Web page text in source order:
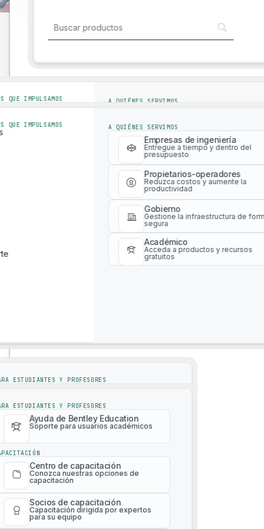
QUE IMPULSAMOS A QUIÉNES SERVIMOS
presupuesto
Propietarios-operadores
Reduzca costos y aumente la
productividad
Gobierno
Gestione la infraestructura de
segura
Académico
Acceda a productos y recursos
gratuitos
ESTUDIANTES Y PROFESORES
Conozca nuestras opciones de
capacitación
Socios de capacitación
Capacitación dirigida por expertos
para su equipo
Catálogo de capacitación de
pago
Aprenda cualquier producto en
QUE IMPULSAMOS A QUIÉNES SERVIMOS
Empresas de ingeniería
Entregue a tiempo y dentro del
presupuesto
Propietarios-operadores
Reduzca costos y aumente la
productividad
Gobierno
Gestione la infraestructura de
segura
Académico
Acceda a productos y recursos
gratuitos
ESTUDIANTES Y PROFESORES
Ayuda de Bentley Education
Soporte para usuarios académicos
Centro de capacitación
Conozca nuestras opciones de
capacitación
Socios de capacitación
Capacitación dirigida por expertos
para su equipo
Explore e interactúe con nuestro
Plataforma digital con herramientas WLCA
4M Analytics
Malla de realidad 3D bajo demanda